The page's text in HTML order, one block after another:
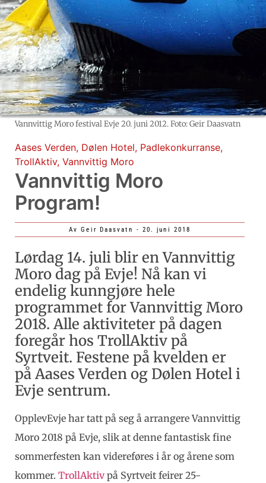
Vannvittig Moro festival Evje 20. juni 2012. Foto: Geir Daasvatn
Aases Verden, Dølen Hotel, Padlekonkurranse,
TrollAktiv, Vannvittig Moro
Vannvittig Moro
Program!
Av Geir Daasvatn - 20. juni 2018
Lørdag 14. juli blir en Vannvittig
Moro dag på Evje! Nå kan vi
endelig kunngjøre hele
programmet for Vannvittig Moro
2018. Alle aktiviteter på dagen
foregår hos TrollAktiv på
Syrtveit. Festene på kvelden er
på Aases Verden og Dølen Hotel i
Evje sentrum.
OpplevEvje har tatt på seg å arrangere Vannvittig
Moro 2018 på Evje, slik at denne fantastisk fine
sommerfesten kan videreføres i år og årene som
kommer. TrollAktivpå Syrtveit feirer 25-